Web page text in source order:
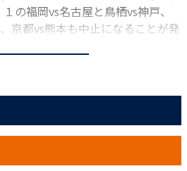
の福岡vs名古屋と鳥栖vs神戸、
京都vs熊本も中止になることが発
感じたはずだ。誰もが感謝の念
られ、試合前には震災で亡くな
の中、キックオフの笛が鳴らさ